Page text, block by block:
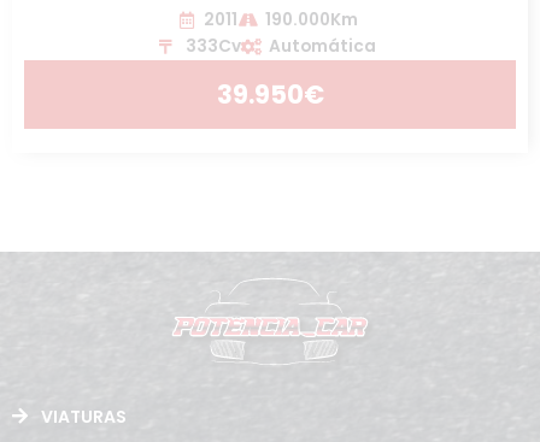
2011
190.000Km
333Cv
Automática
39.950€
VIATURAS